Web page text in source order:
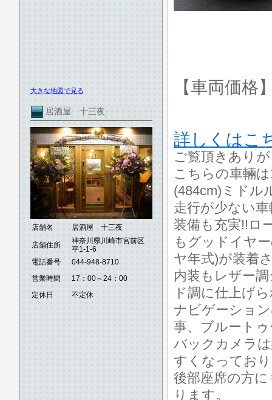
大きな地図で見る
居酒屋 十三夜
店舗名 居酒屋 十三夜
店舗住所
神奈川県川崎市宮前区
平1-1-6
電話番号
044-948-8710
営業時間
17：00～24：00
定休日
不定休
【車両価格
詳しくはこ
ご覧頂きあり
こちらの車輛
(484cm)ミドル
走行が少ない
装備も充実!!ロ
もグッドイヤ
ヤ年式)が装着
内装もレザー
ド調に仕上げ
ナビゲーショ
事、ブルート
バックカメラ
すくなってお
後部座席の方
ります。